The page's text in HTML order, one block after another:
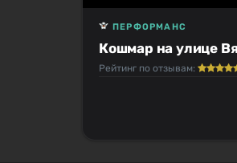
Кошмар на улице
ПЕРФОРМАНС
Рейтинг по отзывам: